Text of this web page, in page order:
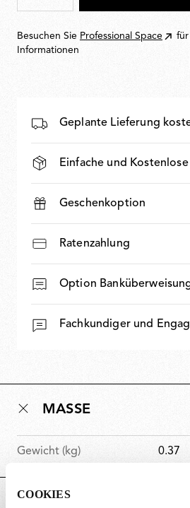
COOKIES
Besuchen Sie Professional Space
Informationen
Geplante Lieferung
Einfache und
Geschenkoption
Ratenzahlung
Option
Fachkundiger und
MASSE
Gewicht (kg) 0.37